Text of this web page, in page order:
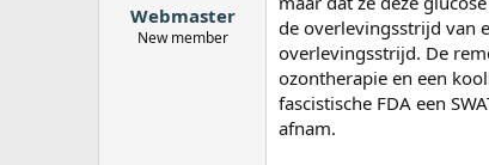
Webmaster
New member
de overlevingsstrijd van
overlevingsstrijd. De
ozontherapie en een
fascistische FDA een
afnam.